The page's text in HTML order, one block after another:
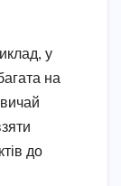
у
на
до